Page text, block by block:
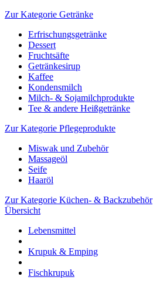
Zur Kategorie Getränke
Erfrischungsgetränke
Dessert
Fruchtsäfte
Getränkesirup
Kaffee
Kondensmilch
Milch- & Sojamilchprodukte
Tee & andere Heißgetränke
Zur Kategorie Pflegeprodukte
Miswak und Zubehör
Massageöl
Seife
Haaröl
Zur Kategorie Küchen- & Backzubehör
Übersicht
Lebensmittel
Krupuk & Emping
Fischkrupuk